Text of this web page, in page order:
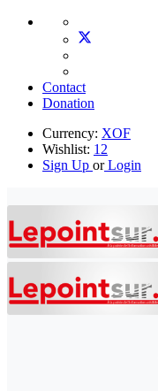
Contact
Donation
Currency: XOF
Wishlist: 12
Sign Up orLogin